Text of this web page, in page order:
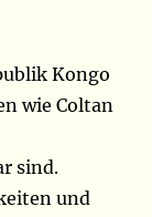
Kongo
wie Coltan
sind.
und